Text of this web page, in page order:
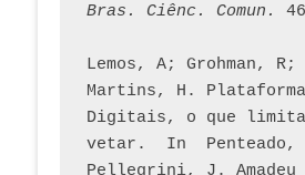
Bras. Ciênc. Comun.
Lemos, A; Grohman,
Martins, H.
Digitais, o que
vetar.  In  Penteado,
Pellegrini, J. Amadeu